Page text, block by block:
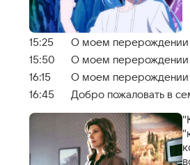
15:25
О моем перерождении
15:50
О моем перерождении
16:15
О моем перерождении
16:45
Добро пожаловать в